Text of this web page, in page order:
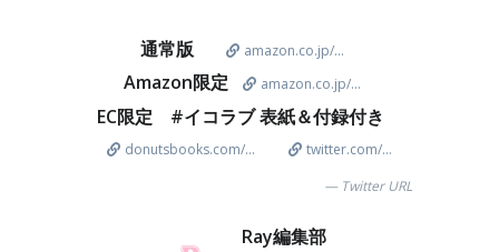
通常版 amazon.co.jp/...
Amazon限定 amazon.co.jp/...
EC限定 #イコラブ 表紙＆付録付き
donutsbooks.com/...
twitter.com/...
Twitter URL
Ray編集部